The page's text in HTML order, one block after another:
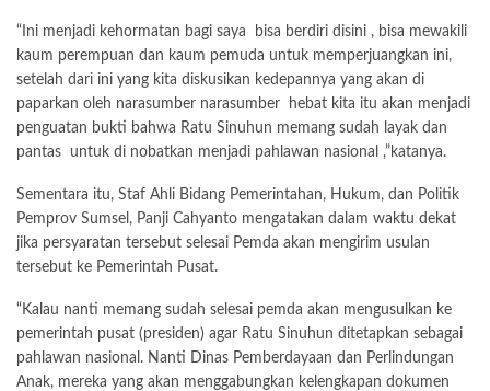
“Ini menjadi kehormatan bagi saya bisa berdiri disini , bisa mewakili
kaum perempuan dan kaum pemuda untuk memperjuangkan ini,
setelah dari ini yang kita diskusikan kedepannya yang akan di
paparkan oleh narasumber narasumber hebat kita itu akan menjadi
penguatan bukti bahwa Ratu Sinuhun memang sudah layak dan
pantas untuk di nobatkan menjadi pahlawan nasional ,”katanya.
Sementara itu, Staf Ahli Bidang Pemerintahan, Hukum, dan Politik
Pemprov Sumsel, Panji Cahyanto mengatakan dalam waktu dekat
jika persyaratan tersebut selesai Pemda akan mengirim usulan
tersebut ke Pemerintah Pusat.
“Kalau nanti memang sudah selesai pemda akan mengusulkan ke
pemerintah pusat (presiden) agar Ratu Sinuhun ditetapkan sebagai
pahlawan nasional. Nanti Dinas Pemberdayaan dan Perlindungan
Anak, mereka yang akan menggabungkan kelengkapan dokumen